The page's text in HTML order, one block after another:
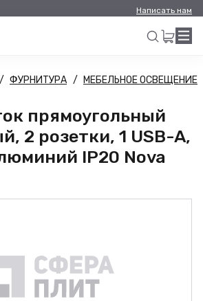
Написать нам
Искать
ФУРНИТУРА МЕБЕЛЬНОЕ ОСВЕЩЕНИЕ
прямоугольный
2 розетки, 1 USB-A,
IP20 Nova